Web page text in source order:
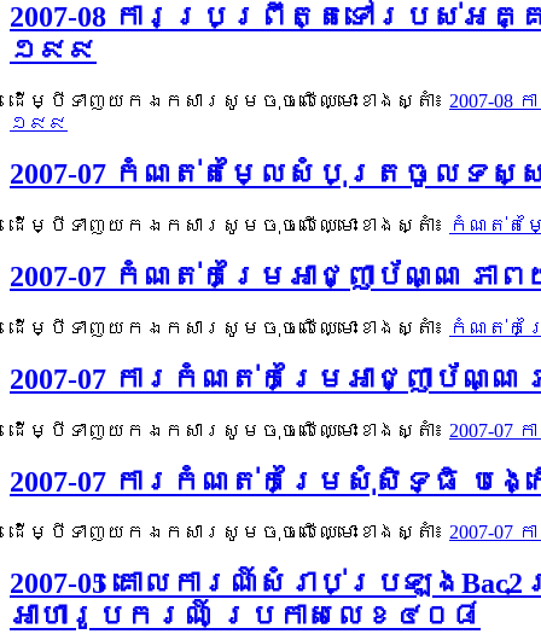
2007-08 ការប្រព្រឹត្តទៅរបស់អ
១៩៩
ដើម្បីទាញយកឯកសារសូមចុចលើឈ្មោះខាងស្តាំ៖ 2007-
១៩៩
2007-07 កំណត់តម្លៃសំបុត្រចូលទ
ដើម្បីទាញយកឯកសារសូមចុចលើឈ្មោះខាងស្តាំ៖ កំណត់ត
2007-07 កំណត់កម្រៃអាជ្ញាប័ណ្ណ
ដើម្បីទាញយកឯកសារសូមចុចលើឈ្មោះខាងស្តាំ៖ កំណត់កម្
2007-07 ការកំណត់កម្រៃអាជ្ញាប័
ដើម្បីទាញយកឯកសារសូមចុចលើឈ្មោះខាងស្តាំ៖ 2007-
2007-07 ការកំណត់កម្រៃសុំសិទ្ធិ
ដើម្បីទាញយកឯកសារសូមចុចលើឈ្មោះខាងស្តាំ៖ 2007-
2007-05 គោលការណ៍សំរាប់ប្រឡ
អាហារូបករណ៍ ប្រកាសលេខ៤០៨